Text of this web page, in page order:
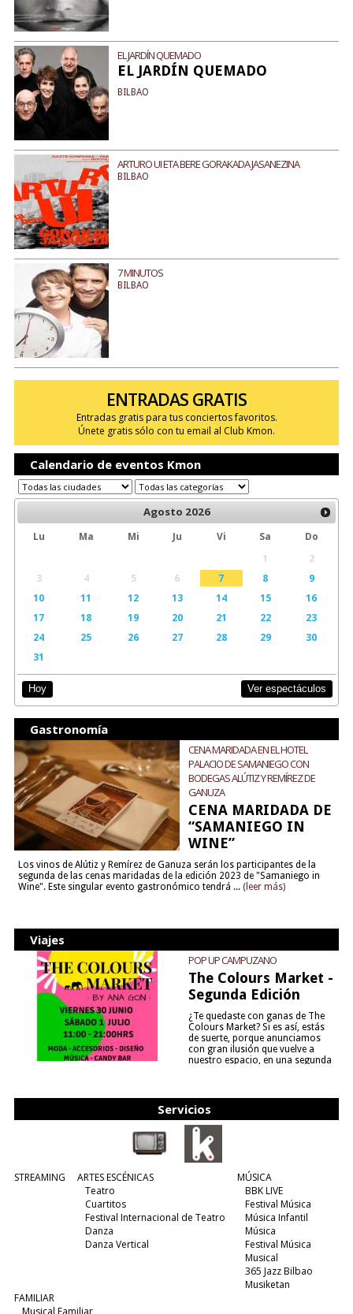
EL JARDÍN QUEMADO
EL JARDÍN QUEMADO
BILBAO
ARTURO UI ETA BERE GORAKADA JASANEZINA
BILBAO
7 MINUTOS
BILBAO
ENTRADAS GRATIS
Entradas gratis para tus conciertos favoritos.
Únete gratis sólo con tu email al Club Kmon.
Calendario de eventos Kmon
Agosto 2026
Lu Ma Mi Ju Vi Sa
Do
1
2
3
4 5 6 7 8
9
10
11 12 13 14 15
16
17
18 19 20 21 22
23
24
25 26 27 28 29
30
31
Hoy Ver espectáculos
Gastronomía
CENA MARIDADA EN EL HOTEL
PALACIO DE SAMANIEGO CON
BODEGAS ALÚTIZ Y REMÍREZ DE
GANUZA
CENA MARIDADA DE
“SAMANIEGO IN
WINE”
Los vinos de Alútiz y Remírez de Ganuza serán los participantes de la
segunda de las cenas maridadas de la edición 2023 de "Samaniego in
Wine". Este singular evento gastronómico tendrá ... (leer más)
Viajes
POP UP CAMPUZANO
The Colours Market -
Segunda Edición
¿Te quedaste con ganas de The
Colours Market? Si es así, estás
de suerte, porque anunciamos
con gran ilusión que vuelve a
nuestro espacio, en una segunda
Servicios
STREAMING
ARTES ESCÉNICAS
Teatro
Cuartitos
Festival Internacional de Teatro
Danza
Danza Vertical
MÚSICA
BBK LIVE
Festival Música
Música Infantil
Música
Festival Música
Musical
365 Jazz Bilbao
Musiketan
FAMILIAR